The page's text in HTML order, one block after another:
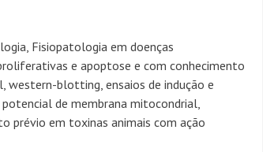
Fisiopatologia em doenças
e apoptose e com conhecimento
blotting, ensaios de indução e
de membrana mitocondrial,
prévio em toxinas animais com ação